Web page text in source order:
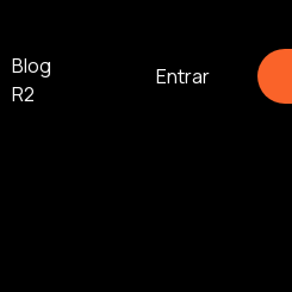
Blog
R2
Entrar